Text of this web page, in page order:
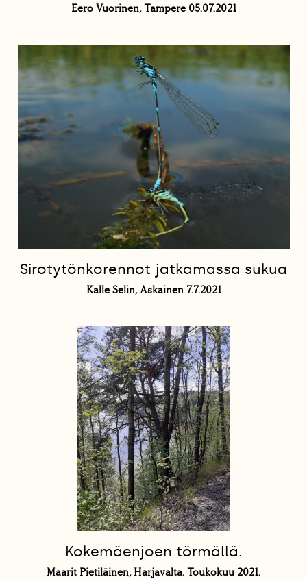
Eero Vuorinen, Tampere 05.07.2021
Sirotytönkorennot jatkamassa sukua
Kalle Selin, Askainen 7.7.2021
Kokemäenjoen törmällä.
Maarit Pietiläinen, Harjavalta. Toukokuu 2021.